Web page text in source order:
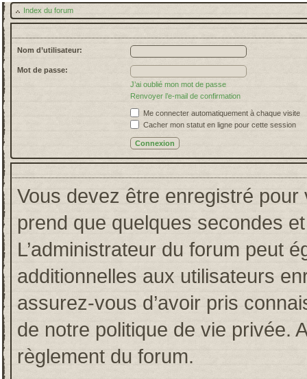
Index du forum
Nom d’utilisateur:
Mot de passe:
J’ai oublié mon mot de passe
Renvoyer l’e-mail de confirmation
Me connecter automatiquement à chaque visite
Cacher mon statut en ligne pour cette session
Vous devez être enregistré pour
prend que quelques secondes
L’administrateur du forum peut
additionnelles aux utilisateurs
assurez-vous d’avoir pris
de notre politique de vie privée.
règlement du forum.